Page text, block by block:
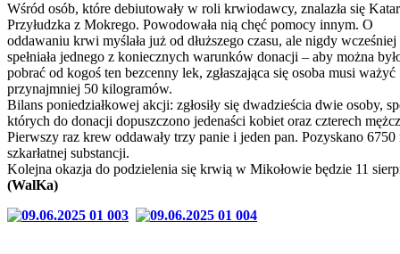
Wśród osób, które debiutowały w roli krwiodawcy, znalazła się
Przyłudzka z Mokrego. Powodowała nią chęć pomocy innym. O
oddawaniu krwi myślała już od dłuższego czasu, ale nigdy wcześniej
spełniała jednego z koniecznych warunków donacji – aby można
pobrać od kogoś ten bezcenny lek, zgłaszająca się osoba musi ważyć
przynajmniej 50 kilogramów.
Bilans poniedziałkowej akcji: zgłosiły się dwadzieścia dwie osoby,
których do donacji dopuszczono jedenaści kobiet oraz czterech
Pierwszy raz krew oddawały trzy panie i jeden pan. Pozyskano 6750
szkarłatnej substancji.
Kolejna okazja do podzielenia się krwią w Mikołowie będzie 11
(WalKa)